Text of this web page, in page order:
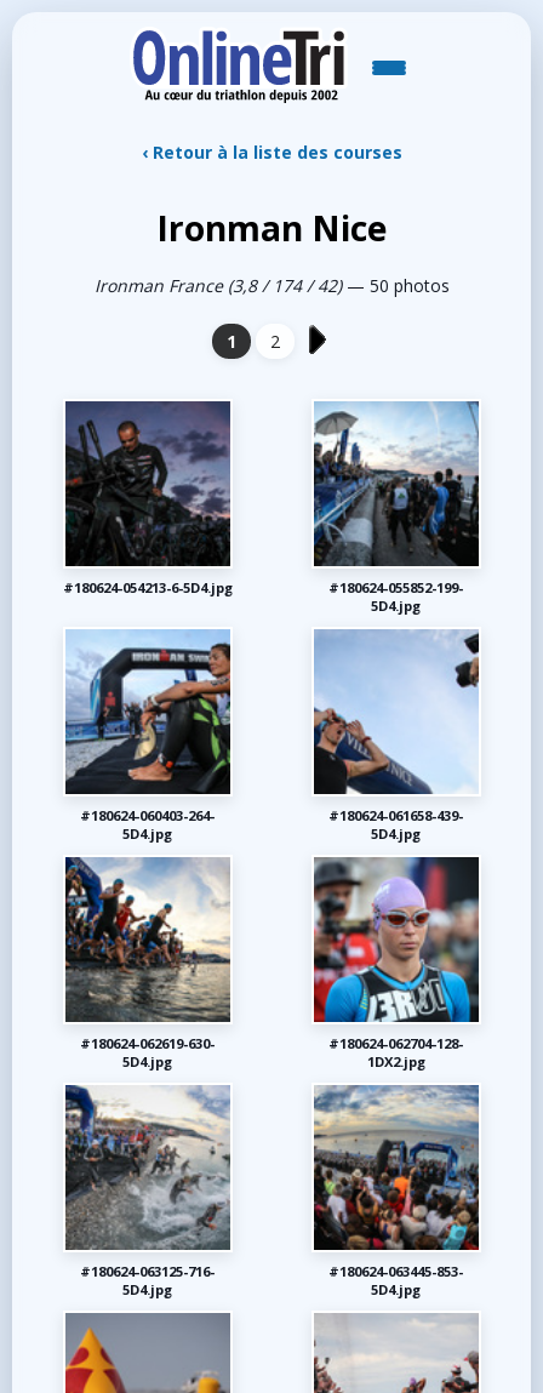
‹ Retour à la liste des courses
Ironman Nice
Ironman France (3,8 / 174 / 42)— 50 photos
1 2
#180624-054213-6-5D4.jpg
#180624-055852-199-
5D4.jpg
#180624-060403-264-
5D4.jpg
#180624-061658-439-
5D4.jpg
#180624-062619-630-
5D4.jpg
#180624-062704-128-
1DX2.jpg
#180624-063125-716-
5D4.jpg
#180624-063445-853-
5D4.jpg